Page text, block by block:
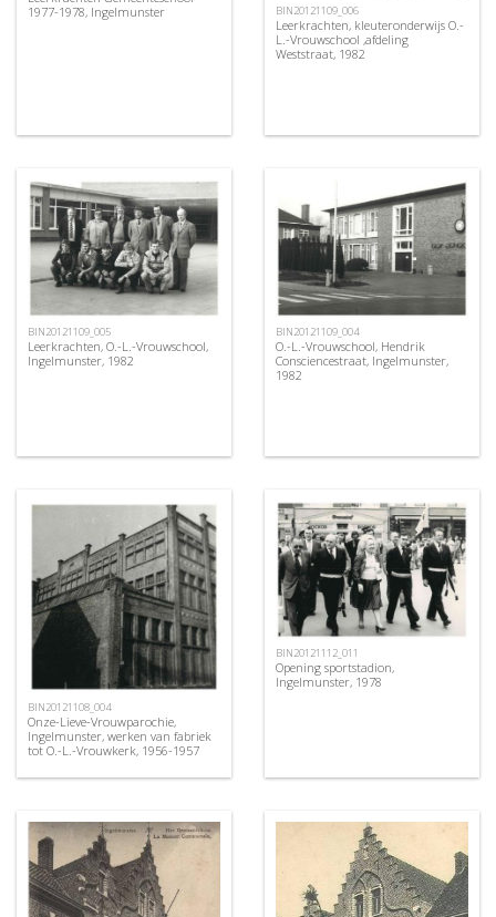
1977-1978, Ingelmunster
BIN20121109_006
Leerkrachten, kleuteronderwijs O.-
L.-Vrouwschool ,afdeling
Weststraat, 1982
BIN20121109_005
Leerkrachten, O.-L.-Vrouwschool,
Ingelmunster, 1982
BIN20121109_004
O.-L.-Vrouwschool, Hendrik
Consciencestraat, Ingelmunster,
1982
BIN20121108_004
Onze-Lieve-Vrouwparochie,
Ingelmunster, werken van fabriek
tot O.-L.-Vrouwkerk, 1956-1957
BIN20121112_011
Opening sportstadion,
Ingelmunster, 1978